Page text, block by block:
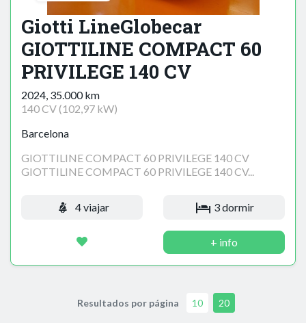
Giotti LineGlobecar
GIOTTILINE COMPACT 60
PRIVILEGE 140 CV
2024, 35.000 km
140 CV (102,97 kW)
Barcelona
GIOTTILINE COMPACT 60 PRIVILEGE 140 CV
GIOTTILINE COMPACT 60 PRIVILEGE 140 CV...
4 viajar 3 dormir
+ info
Resultados por página 10 20